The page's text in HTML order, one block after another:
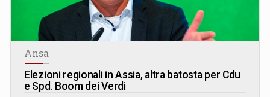
Ansa
Elezioni regionali in Assia, altra batosta per Cdu
e Spd. Boom dei Verdi